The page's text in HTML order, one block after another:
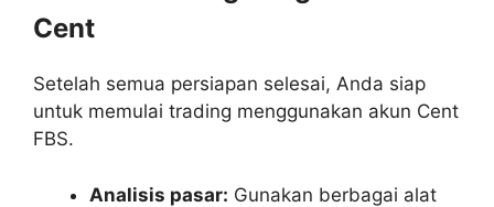
Cent
Setelah semua persiapan selesai, Anda siap
untuk memulai trading menggunakan akun Cent
FBS.
Analisis pasar: Gunakan berbagai alat